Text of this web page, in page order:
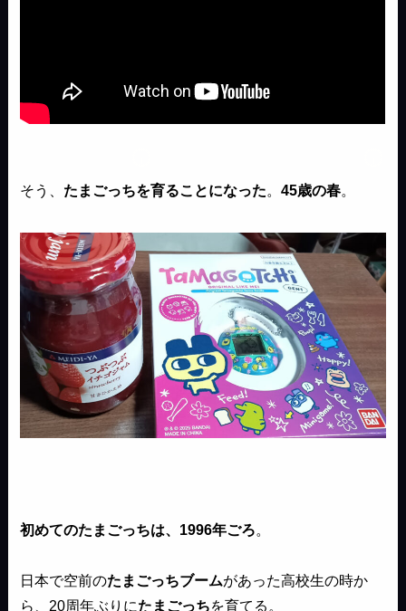
そう、 たまごっちを育ることになった。45歳の春。
初めてのたまごっちは、1996年ごろ。
日本で空前のたまごっちブームがあった高校生の時か
ら、20周年ぶりにたまごっちを育てる。